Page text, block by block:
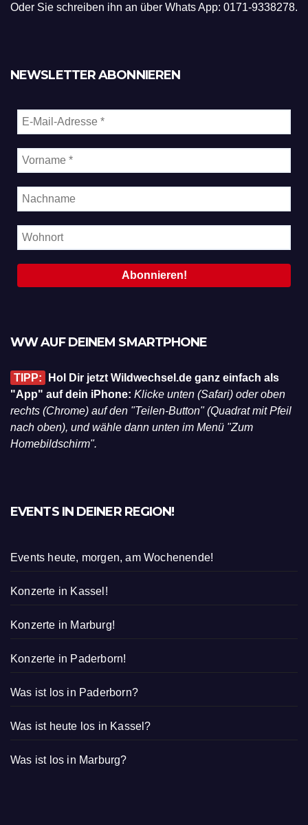
Oder Sie schreiben ihn an über Whats App: 0171-9338278.
NEWSLETTER ABONNIEREN
WW AUF DEINEM SMARTPHONE
TIPP:
Hol Dir jetzt Wildwechsel.de ganz einfach als
"App" auf dein iPhone: Klicke unten (Safari) oder oben
rechts (Chrome) auf den "Teilen-Button" (Quadrat mit Pfeil
nach oben), und wähle dann unten im Menü "Zum
Homebildschirm".
EVENTS IN DEINER REGION!
Events heute, morgen, am Wochenende!
Konzerte in Kassel!
Konzerte in Marburg!
Konzerte in Paderborn!
Was ist los in Paderborn?
Was ist heute los in Kassel?
Was ist los in Marburg?